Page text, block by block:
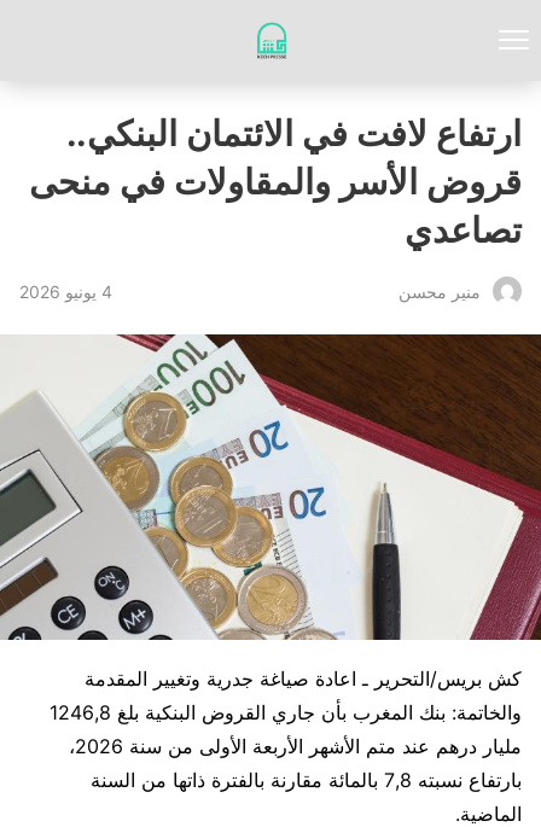
ارتفاع لافت في الائتمان البنكي..
قروض الأسر والمقاولات في منحى
تصاعدي
منير محسن 4 يونيو 2026
كش بريس/التحرير ـ اعادة صياغة جدرية وتغيير المقدمة
والخاتمة: بنك المغرب بأن جاري القروض البنكية بلغ 1246,8
مليار درهم عند متم الأشهر الأربعة الأولى من سنة 2026،
بارتفاع نسبته 7,8 بالمائة مقارنة بالفترة ذاتها من السنة
الماضية.